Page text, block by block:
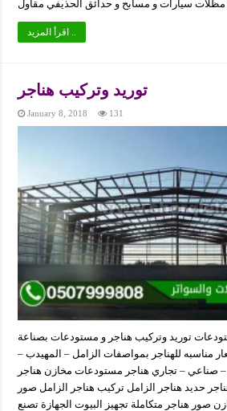
توريد وتركيب هناجر
January 8, 2018 131
توريد وتركيب هناجر و مستودعات بصناعة
مناسبه للهناجر بمواصفات الزامل – المهيدب –
صناعي – تجاري هناجر مستودعات مخازن هناجر
حديد هناجر الزامل تركيب هناجر الزامل صور
هناجر متكاملة تجهيز البيوت الجهازة تصنع